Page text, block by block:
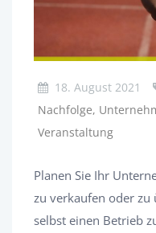
18. August 2021
Nachfolge,
Veranstaltung
Planen Sie Ihr
zu verkaufen oder zu
selbst einen Betrieb